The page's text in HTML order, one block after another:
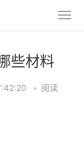
些材料
• 阅读